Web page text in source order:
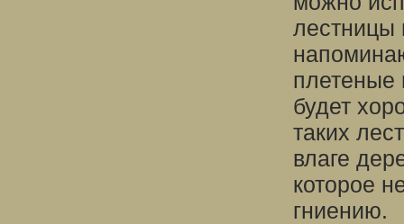
лестницы
плетеные
будет
таких
влаге
которое
гниению.